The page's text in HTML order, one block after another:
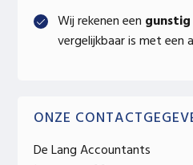
Wij rekenen een
vergelijkbaar is met een
ONZE
De Lang Accountants